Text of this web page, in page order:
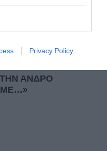
Privacy Policy
ΣΤΟ «ΤΕΛΕΥΤΑΙΟ
ΤΟΥ ΚΑΠΕΤΑΝ
ΒΙΔΑΛΗ
ΑΝΔΡΟ